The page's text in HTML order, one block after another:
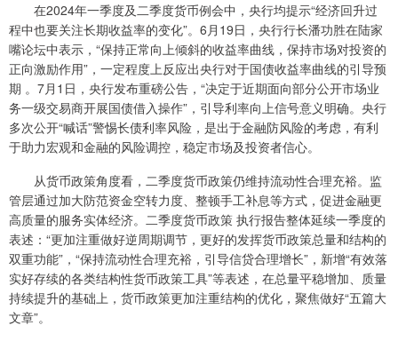
在2024年一季度及二季度货币例会中，央行均提示“经济回升过
程中也要关注长期收益率的变化”。6月19日，央行行长潘功胜在陆家
嘴论坛中表示，“保持正常向上倾斜的收益率曲线，保持市场对投资的
正向激励作用”，一定程度上反应出央行对于国债收益率曲线的引导预
期 。7月1日，央行发布重磅公告，“决定于近期面向部分公开市场业
务一级交易商开展国债借入操作”，引导利率向上信号意义明确。央行
多次公开“喊话”警惕长债利率风险，是出于金融防风险的考虑，有利
于助力宏观和金融的风险调控，稳定市场及投资者信心。
从货币政策角度看，二季度货币政策仍维持流动性合理充裕。监
管层通过加大防范资金空转力度、整顿手工补息等方式，促进金融更
高质量的服务实体经济。二季度货币政策 执行报告整体延续一季度的
表述：“更加注重做好逆周期调节，更好的发挥货币政策总量和结构的
双重功能”，“保持流动性合理充裕，引导信贷合理增长”，新增“有效落
实好存续的各类结构性货币政策工具”等表述，在总量平稳增加、质量
持续提升的基础上，货币政策更加注重结构的优化，聚焦做好“五篇大
文章”。